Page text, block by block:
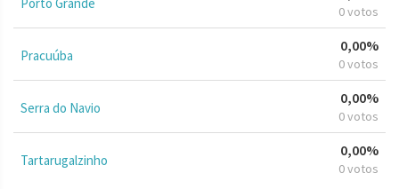
0 votos
Pracuúba
0,00%
0 votos
Serra do Navio
0,00%
0 votos
Tartarugalzinho
0,00%
0 votos